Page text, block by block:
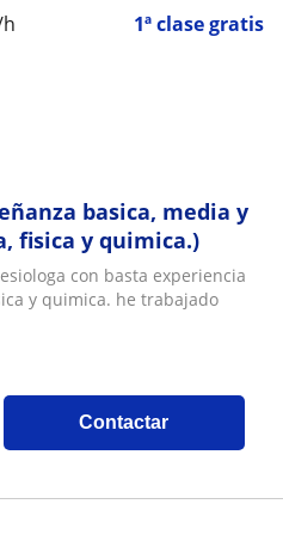
1ª clase gratis
basica, media y
fisica y quimica.)
con basta experiencia
y quimica. he trabajado
Contactar